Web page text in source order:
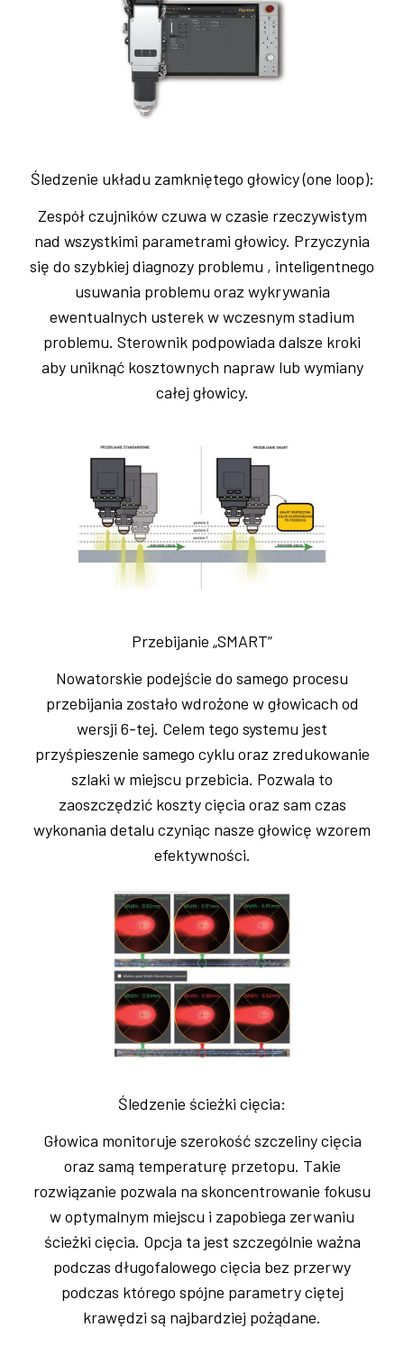
Śledzenie układu zamkniętego głowicy (one loop):
Zespół czujników czuwa w czasie rzeczywistym
nad wszystkimi parametrami głowicy. Przyczynia
się do szybkiej diagnozy problemu , inteligentnego
usuwania problemu oraz wykrywania
ewentualnych usterek w wczesnym stadium
problemu. Sterownik podpowiada dalsze kroki
aby uniknąć kosztownych napraw lub wymiany
całej głowicy.
Przebijanie „SMART”
Nowatorskie podejście do samego procesu
przebijania zostało wdrożone w głowicach od
wersji 6-tej. Celem tego systemu jest
przyśpieszenie samego cyklu oraz zredukowanie
szlaki w miejscu przebicia. Pozwala to
zaoszczędzić koszty cięcia oraz sam czas
wykonania detalu czyniąc nasze głowicę wzorem
efektywności.
Śledzenie ścieżki cięcia:
Głowica monitoruje szerokość szczeliny cięcia
oraz samą temperaturę przetopu. Takie
rozwiązanie pozwala na skoncentrowanie fokusu
w optymalnym miejscu i zapobiega zerwaniu
ścieżki cięcia. Opcja ta jest szczególnie ważna
podczas długofalowego cięcia bez przerwy
podczas którego spójne parametry ciętej
krawędzi są najbardziej pożądane.